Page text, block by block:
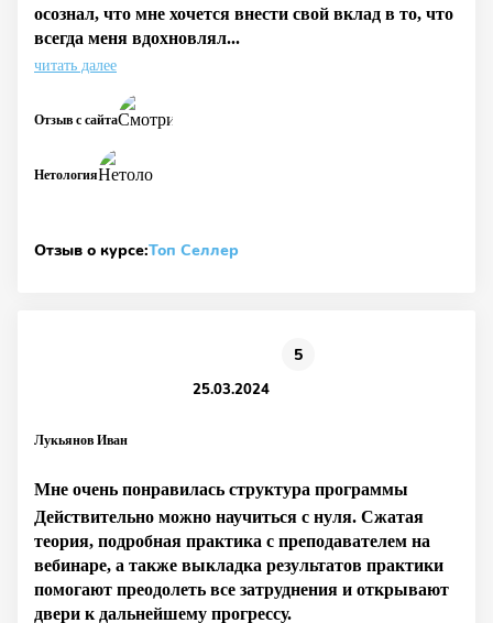
осознал, что мне хочется внести свой вклад в то, что
всегда меня вдохновлял...
читать далее
Нетология
Отзыв с сайта
Отзыв о курсе:Топ Селлер
Лукьянов Иван
5
25.03.2024
Мне очень понравилась структура программы
Действительно можно научиться с нуля. Сжатая
теория, подробная практика с преподавателем на
вебинаре, а также выкладка результатов практики
помогают преодолеть все затруднения и открывают
двери к дальнейшему прогрессу.